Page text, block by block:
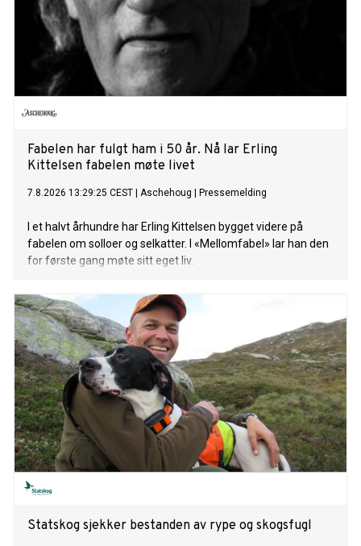
Fabelen har fulgt ham i 50 år. Nå lar Erling
Kittelsen fabelen møte livet
7.8.2026 13:29:25 CEST Aschehoug Pressemelding
I et halvt århundre har Erling Kittelsen bygget videre på
fabelen om solloer og selkatter. I «Mellomfabel» lar han den
for første gang møte sitt eget liv.
Statskog sjekker bestanden av rype og skogsfugl